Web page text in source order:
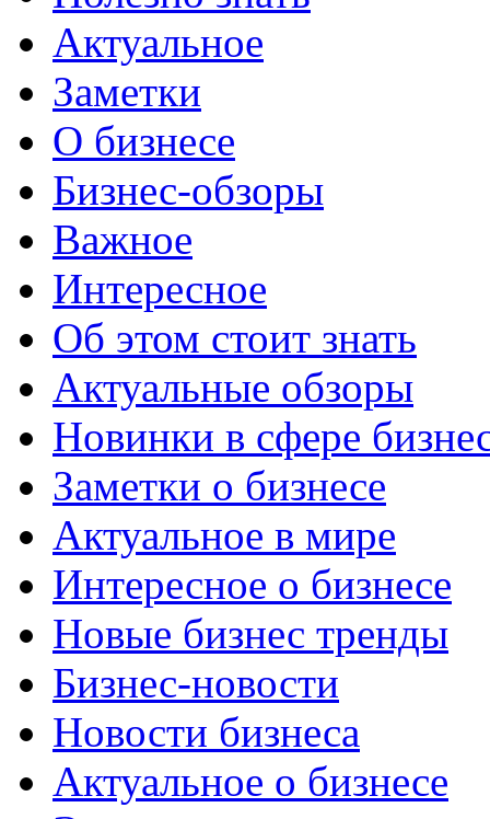
Актуальное
Заметки
О бизнесе
Бизнес-обзоры
Важное
Интересное
Об этом стоит знать
Актуальные обзоры
Новинки в сфере
Заметки о бизнесе
Актуальное в мире
Интересное о бизнесе
Новые бизнес тренды
Бизнес-новости
Новости бизнеса
Актуальное о бизнесе